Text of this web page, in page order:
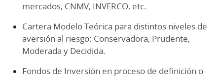
mercados, CNMV, INVERCO, etc.
Cartera Modelo Teórica para distintos niveles de
aversión al riesgo: Conservadora, Prudente,
Moderada y Decidida.
Fondos de Inversión en proceso de definición o